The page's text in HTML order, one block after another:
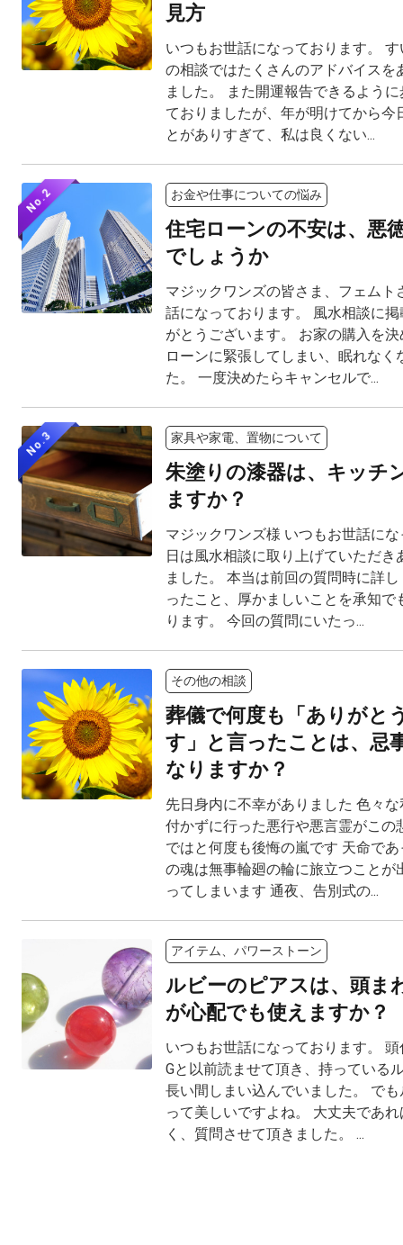
見方
いつもお世話になっております。
の相談ではたくさんのアドバイスを
ました。 また開運報告できるよう
ておりましたが、年が明けてから今
とがありすぎて、私は良くない...
No.2 お金や仕事についての悩み
住宅ローンの不安は、悪
でしょうか
マジックワンズの皆さま、フェムト
話になっております。 風水相談に
がとうございます。 お家の購入を
ローンに緊張してしまい、眠れなく
た。 一度決めたらキャンセルで...
No.3 家具や家電、置物について
朱塗りの漆器は、キッチ
ますか？
マジックワンズ様 いつもお世話に
日は風水相談に取り上げていただき
ました。 本当は前回の質問時に詳
ったこと、厚かましいことを承知で
ります。 今回の質問にいたっ...
その他の相談
葬儀で何度も「ありがと
す」と言ったことは、忌
なりますか？
先日身内に不幸がありました 色々
付かずに行った悪行や悪言霊がこの
ではと何度も後悔の嵐です 天命で
の魂は無事輪廻の輪に旅立つことが
ってしまいます 通夜、告別式の...
アイテム、パワーストーン
ルビーのピアスは、頭ま
が心配でも使えますか？
いつもお世話になっております。
Gと以前読ませて頂き、持っている
長い間しまい込んでいました。 で
って美しいですよね。 大丈夫であ
く、質問させて頂きました。 ...